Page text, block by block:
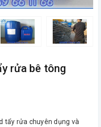
rửa bê tông
tẩy rửa chuyên dụng và